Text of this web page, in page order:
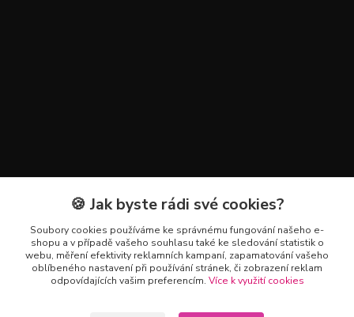
Kontakty
+420 602 223 614
info@zahradnictvipetro.cz
🍪 Jak byste rádi své cookies?
Soubory cookies používáme ke správnému fungování našeho e-
shopu a v případě vašeho souhlasu také ke sledování statistik o
webu, měření efektivity reklamních kampaní, zapamatování vašeho
oblíbeného nastavení při používání stránek, či zobrazení reklam
odpovídajících vašim preferencím. Více k využití cookies